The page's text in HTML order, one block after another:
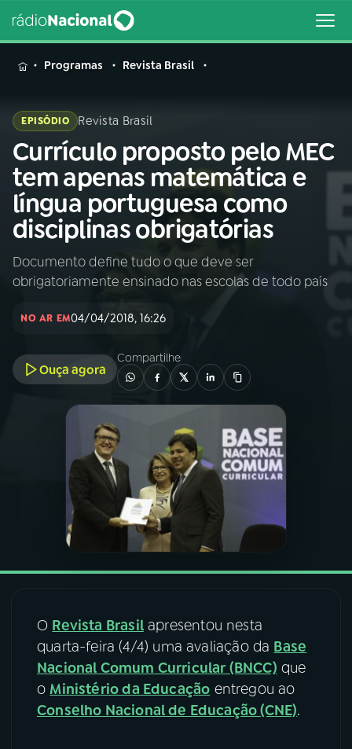
MENU
Buscar
na
Rádio
Nacional
Buscar
AO VIVO
01INÍCIO
PROGRAMAÇÃO
PROGRAMAS
PODCASTS
VIDEOCASTS
08 FESTIVAL DE MÚSICA
ACOMPANHE A RÁDIO NACIONAL
Programas Revista Brasil
EPISÓDIO Revista Brasil
Currículo proposto pelo MEC
tem apenas matemática e
língua portuguesa como
disciplinas obrigatórias
Documento define tudo o que deve ser
obrigatoriamente ensinado nas escolas de todo país
NO AR EM04/04/2018, 16:26
Ouça agora
Compartilhe
O Revista Brasilapresentou nesta
quarta-feira (4/4) uma avaliação da Base
Nacional Comum Curricular (BNCC) que
o Ministério da Educação entregou ao
Conselho Nacional de Educação (CNE).